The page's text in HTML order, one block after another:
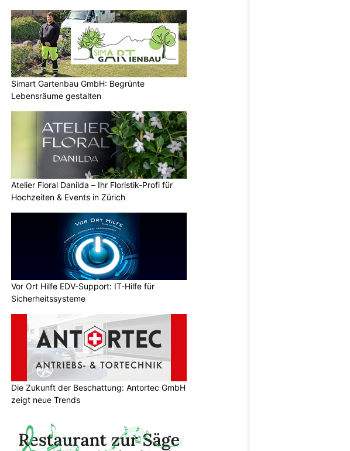
Simart Gartenbau GmbH: Begrünte
Lebensräume gestalten
Atelier Floral Danilda – Ihr Floristik-Profi für
Hochzeiten & Events in Zürich
Vor Ort Hilfe EDV-Support: IT-Hilfe für
Sicherheitssysteme
Die Zukunft der Beschattung: Antortec GmbH
zeigt neue Trends